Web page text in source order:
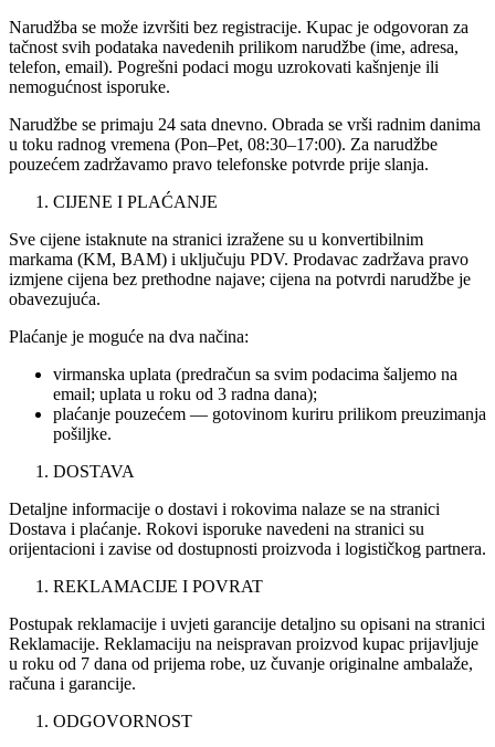
Narudžba se može izvršiti bez registracije. Kupac je odgovoran za
tačnost svih podataka navedenih prilikom narudžbe (ime, adresa,
telefon, email). Pogrešni podaci mogu uzrokovati kašnjenje ili
nemogućnost isporuke.
Narudžbe se primaju 24 sata dnevno. Obrada se vrši radnim danima
u toku radnog vremena (Pon–Pet, 08:30–17:00). Za narudžbe
pouzećem zadržavamo pravo telefonske potvrde prije slanja.
CIJENE I PLAĆANJE
Sve cijene istaknute na stranici izražene su u konvertibilnim
markama (KM, BAM) i uključuju PDV. Prodavac zadržava pravo
izmjene cijena bez prethodne najave; cijena na potvrdi narudžbe je
obavezujuća.
Plaćanje je moguće na dva načina:
virmanska uplata (predračun sa svim podacima šaljemo na
email; uplata u roku od 3 radna dana);
plaćanje pouzećem — gotovinom kuriru prilikom preuzimanja
pošiljke.
DOSTAVA
Detaljne informacije o dostavi i rokovima nalaze se na stranici
Dostava i plaćanje. Rokovi isporuke navedeni na stranici su
orijentacioni i zavise od dostupnosti proizvoda i logističkog partnera.
REKLAMACIJE I POVRAT
Postupak reklamacije i uvjeti garancije detaljno su opisani na stranici
Reklamacije. Reklamaciju na neispravan proizvod kupac prijavljuje
u roku od 7 dana od prijema robe, uz čuvanje originalne ambalaže,
računa i garancije.
ODGOVORNOST